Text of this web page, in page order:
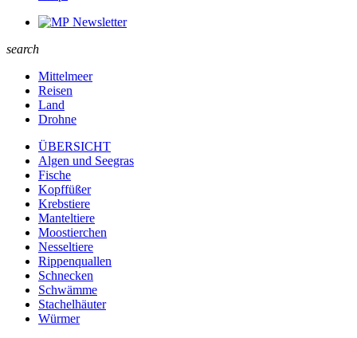
Newsletter
search
Mittelmeer
Reisen
Land
Drohne
ÜBERSICHT
Algen und Seegras
Fische
Kopffüßer
Krebstiere
Manteltiere
Moostierchen
Nesseltiere
Rippenquallen
Schnecken
Schwämme
Stachelhäuter
Würmer